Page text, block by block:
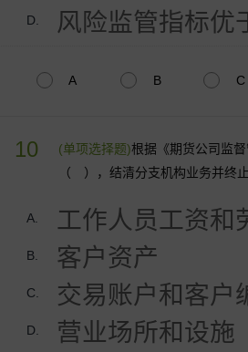
D. 风险监管指标优
A B C
10 (单项选择题)根据《期货公司监
（ ），结清分支机构业务并终
A. 工作人员工资和
B. 客户资产
C. 交易账户和客户
D. 营业场所和设施